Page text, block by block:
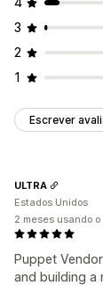
3
2
1
Escrever
Puppet
and building a
ULTRA
Estados Unidos
2 meses usando o